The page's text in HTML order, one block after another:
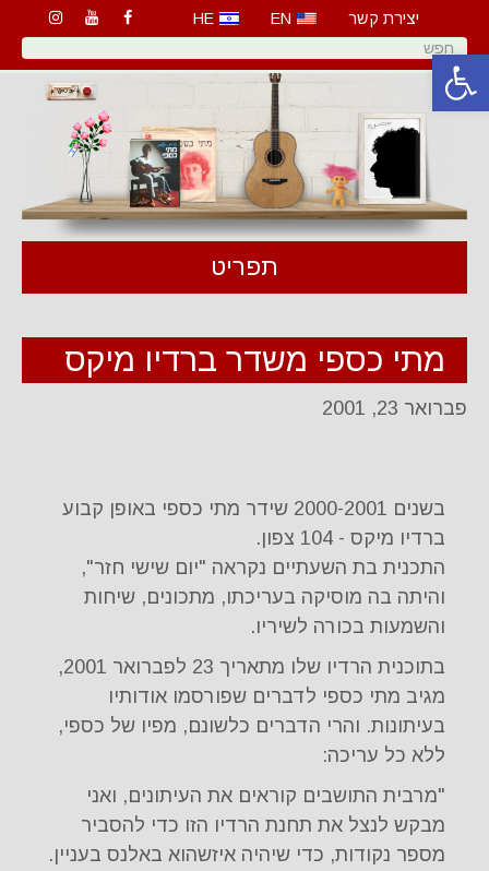
פתח סרגל נגישות
יצירת קשר EN
HE
תפריט
מתי כספי משדר ברדיו מיקס
פברואר 23, 2001
בשנים 2000-2001 שידר מתי כספי באופן קבוע
ברדיו מיקס - 104 צפון.
התכנית בת השעתיים נקראה "יום שישי חזר",
והיתה בה מוסיקה בעריכתו, מתכונים, שיחות
והשמעות בכורה לשיריו.
בתוכנית הרדיו שלו מתאריך 23 לפברואר 2001,
מגיב מתי כספי לדברים שפורסמו אודותיו
בעיתונות. והרי הדברים כלשונם, מפיו של כספי,
ללא כל עריכה:
"מרבית התושבים קוראים את העיתונים, ואני
מבקש לנצל את תחנת הרדיו הזו כדי להסביר
מספר נקודות, כדי שיהיה איזשהוא באלנס בעניין.